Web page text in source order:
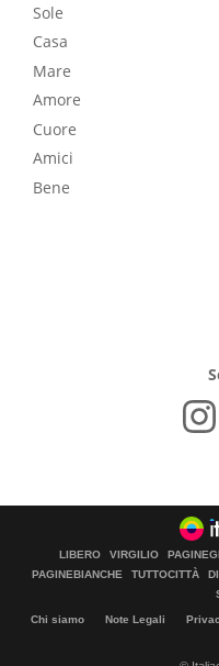
Sole
Casa
Mare
Amore
Cuore
Amici
Bene
LIBERO VIRGILIO
PAGINEBIANCHE
TUTTOCITTÀ
Chi siamo Note Legali